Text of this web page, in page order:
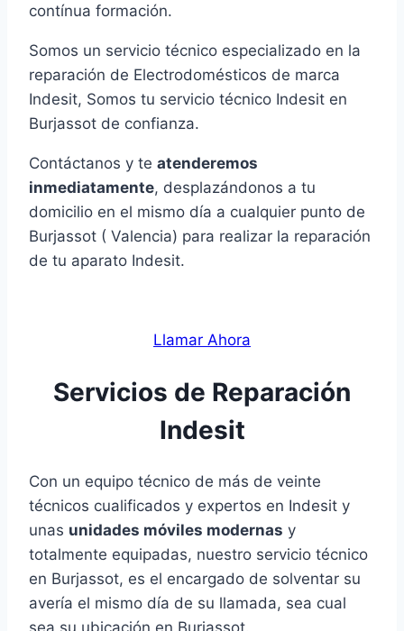
contínua formación.
Somos un servicio técnico especializado en la
reparación de Electrodomésticos de marca
Indesit, Somos tu servicio técnico Indesit en
Burjassot de confianza.
Contáctanos y te atenderemos
inmediatamente, desplazándonos a tu
domicilio en el mismo día a cualquier punto de
Burjassot ( Valencia) para realizar la reparación
de tu aparato Indesit.
Llamar Ahora
Servicios de Reparación
Indesit
Con un equipo técnico de más de veinte
técnicos cualificados y expertos en Indesit y
unas unidades móviles modernas y
totalmente equipadas, nuestro servicio técnico
en Burjassot, es el encargado de solventar su
avería el mismo día de su llamada, sea cual